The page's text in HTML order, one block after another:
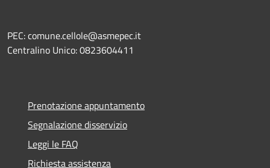
PEC: comune.cellole@asmepec.it
Centralino Unico: 0823604411
Prenotazione appuntamento
Segnalazione disservizio
Leggi le FAQ
Richiesta assistenza